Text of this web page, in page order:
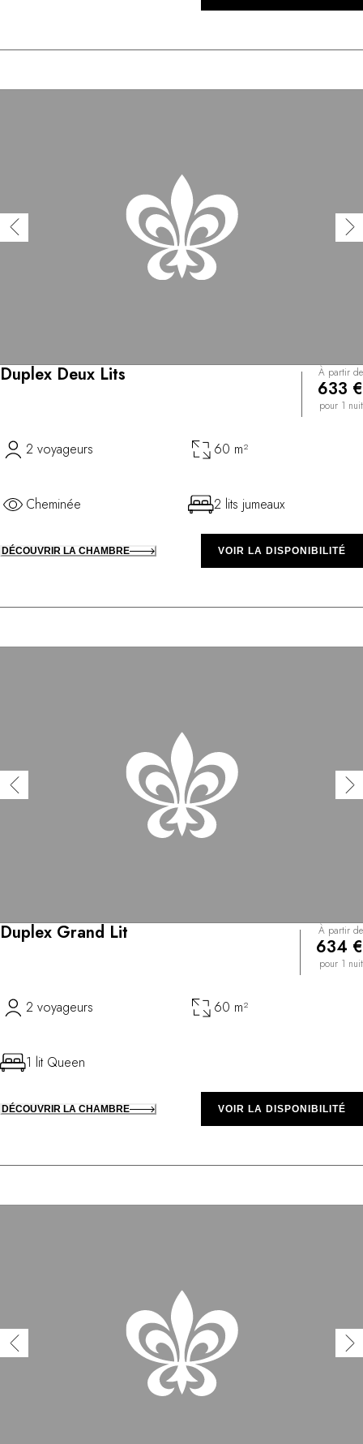
Duplex Deux Lits À partir de
633 €
pour 1 nuit
2 voyageurs 60 m²
Cheminée 2 lits jumeaux
DÉCOUVRIR LA CHAMBRE VOIR LA DISPONIBILITÉ
Duplex Grand Lit À partir de
634 €
pour 1 nuit
2 voyageurs 60 m²
1 lit Queen
DÉCOUVRIR LA CHAMBRE VOIR LA DISPONIBILITÉ